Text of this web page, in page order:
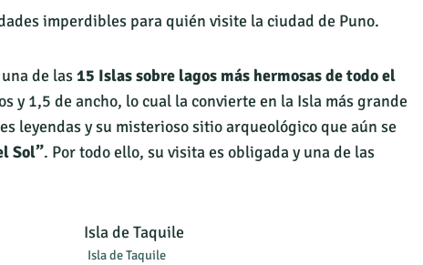
imperdibles para quién visite la ciudad de Puno.
de las15 Islas sobre lagos más hermosas de todo el
y 1,5 de ancho, lo cual la convierte en la Isla más grande
leyendas y su misterioso sitio arqueológico que aún se
Sol”. Por todo ello, su visita es obligada y una de las
Isla de Taquile